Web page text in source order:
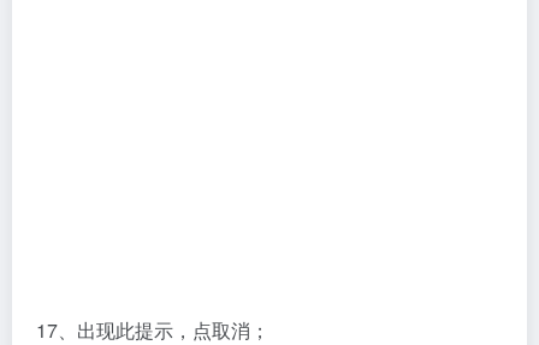
17、出现此提示，点取消；